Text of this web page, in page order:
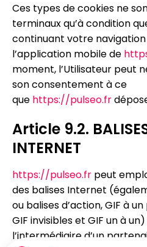
Ces types de cookies ne
terminaux qu’à condition
continuant votre
l’application mobile de
moment, l’Utilisateur peut
son consentement à ce
que https://pulseo.fr
Article 9.2.
INTERNET
https://pulseo.fr peut
des balises Internet
ou balises d’action, GIF à
GIF invisibles et GIF un à
l’intermédiaire d’un